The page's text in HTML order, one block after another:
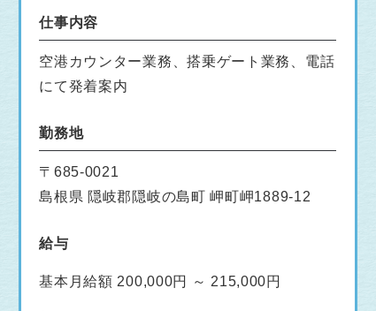
仕事内容
空港カウンター業務、搭乗ゲート業務、電話
にて発着案内
勤務地
〒685-0021
島根県 隠岐郡隠岐の島町 岬町岬1889-12
給与
基本月給額 200,000円 ～ 215,000円